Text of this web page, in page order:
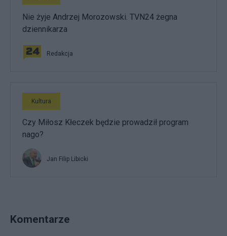
Nie żyje Andrzej Morozowski. TVN24 żegna
dziennikarza
Redakcja
Kultura
Czy Miłosz Kłeczek będzie prowadził program
nago?
Jan Filip Libicki
Komentarze